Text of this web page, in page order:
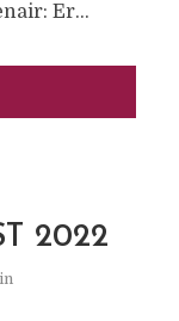
Er...
2022